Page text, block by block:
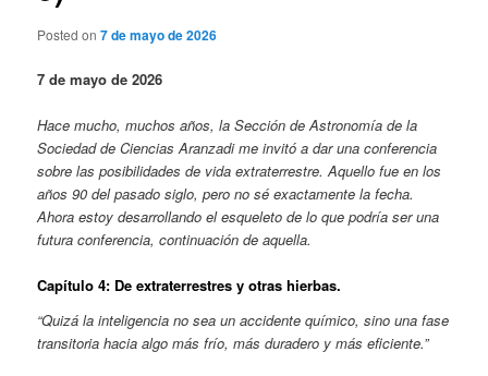
Posted on7 de mayo de 2026
7 de mayo de 2026
Hace mucho, muchos años, la Sección de Astronomía de la
Sociedad de Ciencias Aranzadi me invitó a dar una conferencia
sobre las posibilidades de vida extraterrestre. Aquello fue en los
años 90 del pasado siglo, pero no sé exactamente la fecha.
Ahora estoy desarrollando el esqueleto de lo que podría ser una
futura conferencia, continuación de aquella.
Capítulo 4: De extraterrestres y otras hierbas.
“Quizá la inteligencia no sea un accidente químico, sino una fase
transitoria hacia algo más frío, más duradero y más eficiente.”